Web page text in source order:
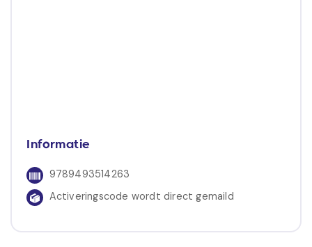
Informatie
9789493514263
Activeringscode wordt direct gemaild